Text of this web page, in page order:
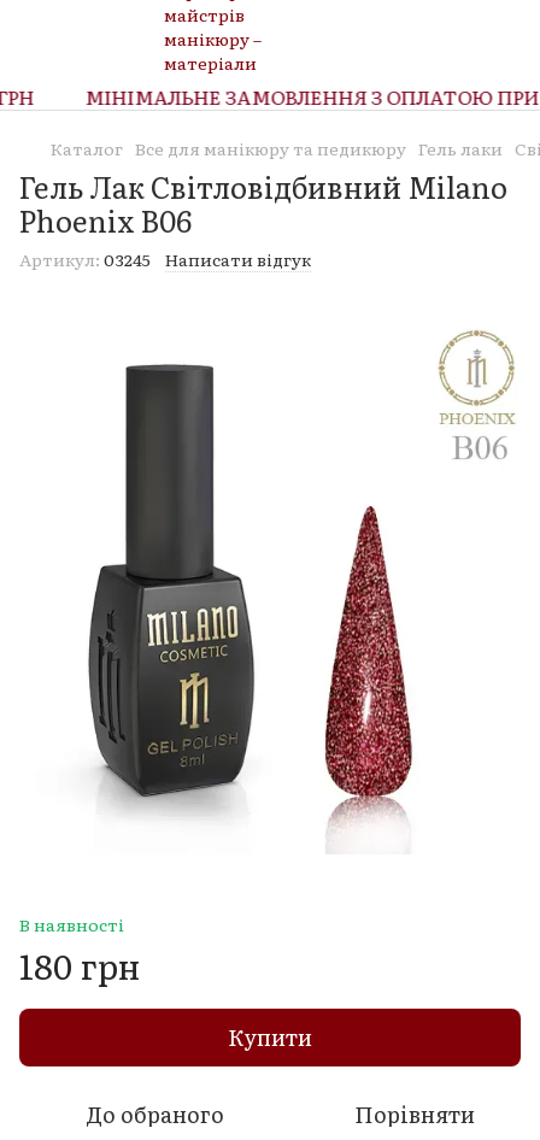
МІНІМАЛЬНЕ ЗАМОВЛЕННЯ З ОПЛАТОЮ ПРИ
Каталог Все для манікюру та педикюру Гель лаки
Гель Лак Світловідбивний Milano
Phoenix B06
Артикул: 03245 Написати відгук
В наявності
180 грн
Купити
До обраного Порівняти